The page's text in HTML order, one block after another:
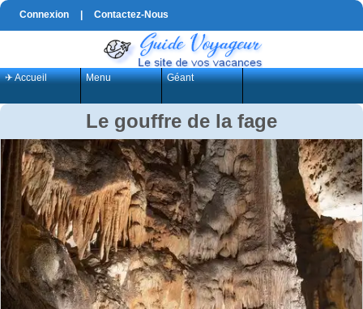
Connexion Contactez-Nous
✈ Accueil Menu Géant
Le gouffre de la fage